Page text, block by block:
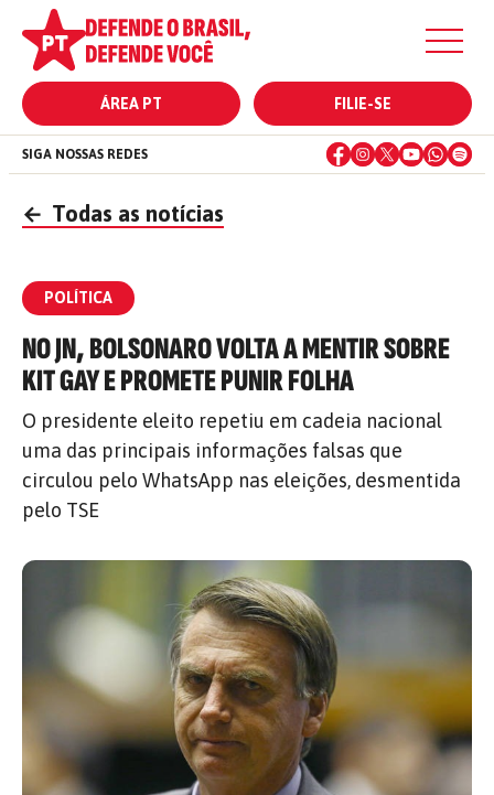
ÁREA PT FILIE-SE
SIGA NOSSAS REDES
← Todas as notícias
POLÍTICA
NO JN, BOLSONARO VOLTA A MENTIR SOBRE
KIT GAY E PROMETE PUNIR FOLHA
O presidente eleito repetiu em cadeia nacional
uma das principais informações falsas que
circulou pelo WhatsApp nas eleições, desmentida
pelo TSE